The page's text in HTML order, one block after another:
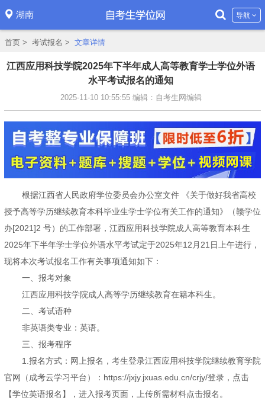
湖南 导航
首页 > 考试报名 > 文章详情
江西应用科技学院2025年下半年成人高等教育学士学位外语
水平考试报名的通知
2025-11-10 10:55:55 编辑：自考生网编辑
根据江西省人民政府学位委员会办公室文件 《关于做好我省高校
授予高等学历继续教育本科毕业生学士学位有关工作的通知》（赣学位
办[2021]2 号）的工作部署，江西应用科技学院成人高等教育本科生
2025年下半年学士学位外语水平考试定于2025年12月21日上午进行，
现将本次考试报名工作有关事项通知如下：
一、报考对象
江西应用科技学院成人高等学历继续教育在籍本科生。
二、考试语种
非英语类专业：英语。
三、报考程序
1.报名方式：网上报名，考生登录江西应用科技学院继续教育学院
官网（成考云学习平台）：https://jxjy.jxuas.edu.cn/crjy/登录，点击
【学位英语报名】，进入报考页面，上传所需材料点击报名。